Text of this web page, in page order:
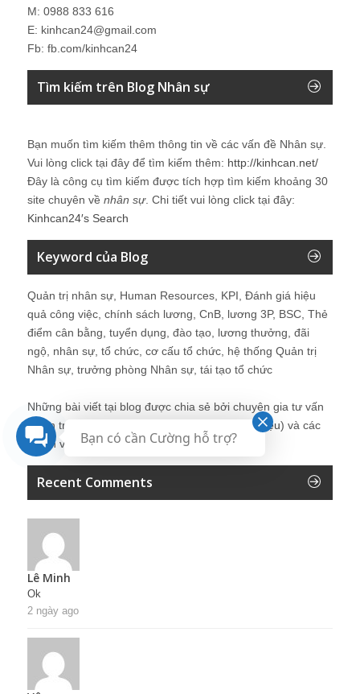
M: 0988 833 616
E: kinhcan24@gmail.com
Fb: fb.com/kinhcan24
Tìm kiếm trên Blog Nhân sự
Bạn muốn tìm kiếm thêm thông tin về các vấn đề Nhân sự
Vui lòng click tại đây để tìm kiếm thêm: http://kinhcan.net/
Đây là công cụ tìm kiếm được tích hợp tìm kiếm khoảng 30
site chuyên về nhân sự. Chi tiết vui lòng click tại đây:
Kinhcan24′s Search
Keyword của Blog
Quản trị nhân sự, Human Resources, KPI, Đánh giá hiệu
quả công việc, chính sách lương, CnB, lương 3P, BSC, Thẻ
điểm cân bằng, tuyển dụng, đào tạo, lương thưởng, đãi
ngộ, nhân sự, tổ chức, cơ cấu tổ chức, hệ thống Quản trị
Nhân sự, trưởng phòng Nhân sự, tái tạo tổ chức
Những bài viết tại blog được chia sẻ bởi chuyên gia tư vấn
Quản trị Nhân sự Nguyễn Hùng Cường (
giới thiệu) và các
thành viên khác trong cộng đồng Nhân sự.
Recent Comments
Lê Minh
Ok
2 ngày ago
Bạn có cần Cường hỗ trợ?